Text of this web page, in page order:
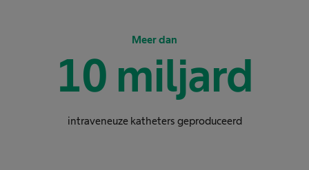
Meer dan
10 miljard
intraveneuze katheters geproduceerd